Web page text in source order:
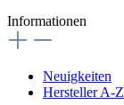
Informationen
Neuigkeiten
Hersteller A-Z